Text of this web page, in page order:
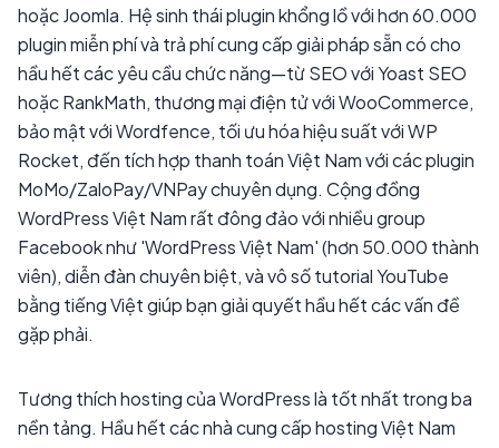
hoặc Joomla. Hệ sinh thái plugin khổng lồ với hơn 60.000
plugin miễn phí và trả phí cung cấp giải pháp sẵn có cho
hầu hết các yêu cầu chức năng—từ SEO với Yoast SEO
hoặc RankMath, thương mại điện tử với WooCommerce,
bảo mật với Wordfence, tối ưu hóa hiệu suất với WP
Rocket, đến tích hợp thanh toán Việt Nam với các plugin
MoMo/ZaloPay/VNPay chuyên dụng. Cộng đồng
WordPress Việt Nam rất đông đảo với nhiều group
Facebook như 'WordPress Việt Nam' (hơn 50.000 thành
viên), diễn đàn chuyên biệt, và vô số tutorial YouTube
bằng tiếng Việt giúp bạn giải quyết hầu hết các vấn đề
gặp phải.
Tương thích hosting của WordPress là tốt nhất trong ba
nền tảng. Hầu hết các nhà cung cấp hosting Việt Nam